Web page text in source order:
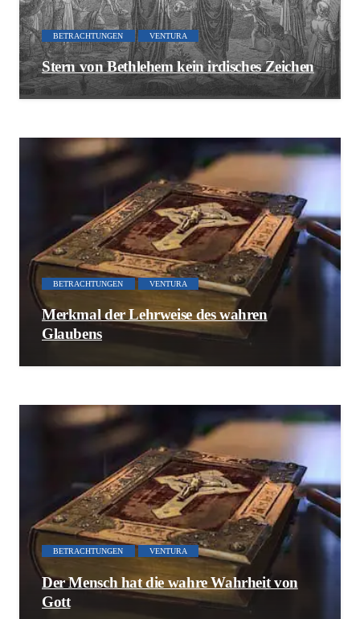
BETRACHTUNGEN VENTURA
Stern von Bethlehem kein irdisches Zeichen
BETRACHTUNGEN VENTURA
Merkmal der Lehrweise des wahren
Glaubens
BETRACHTUNGEN VENTURA
Der Mensch hat die wahre Wahrheit von
Gott